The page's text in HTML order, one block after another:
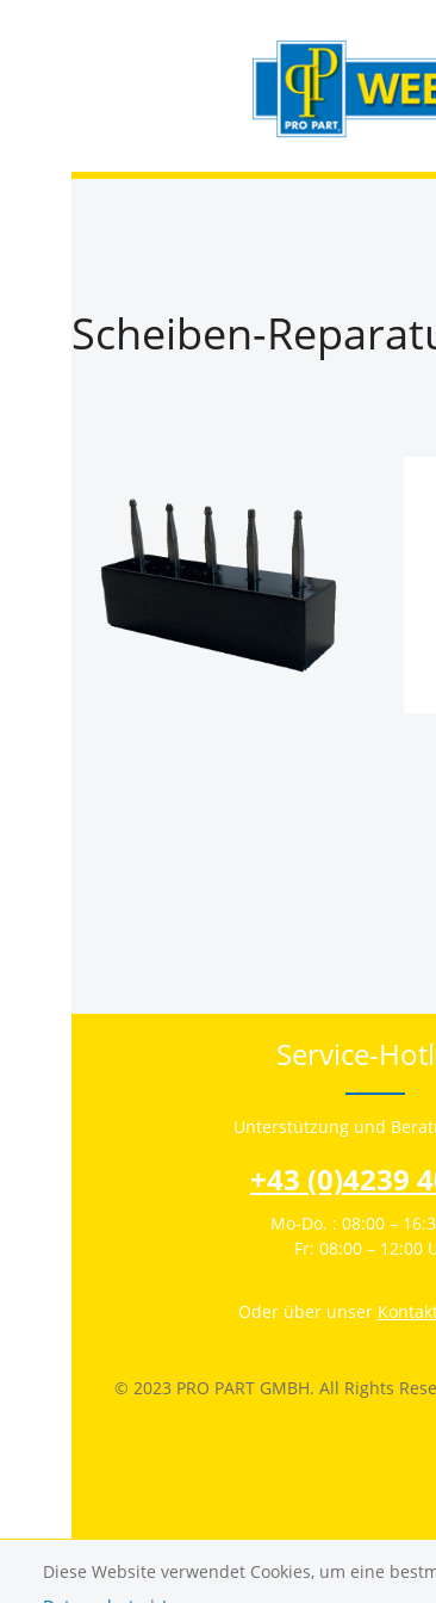
Scheiben-
Service-
Unterstützung und
+43 (0)4239
Mo-Do. : 08:00 –
Fr: 08:00 – 12:00
Oder über unser
© 2023 PRO PART GMBH. All Rights
Diese Website verwendet Cookies, um eine